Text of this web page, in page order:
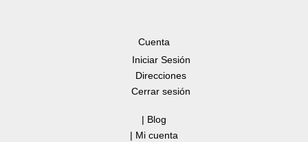
Cuenta
Iniciar Sesión
Direcciones
Cerrar sesión
| Blog
| Mi cuenta